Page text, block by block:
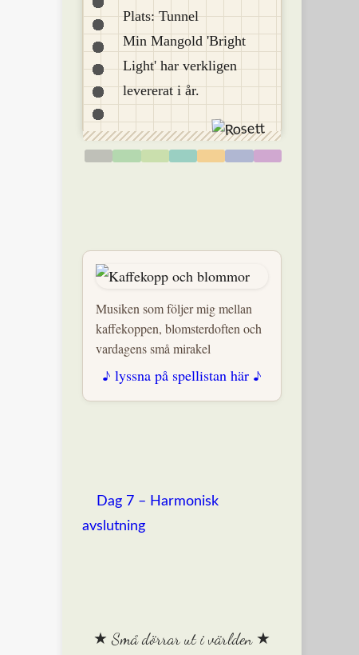
Plats: Tunnel
Min Mangold 'Bright
Light' har verkligen
levererat i år.
Musiken som följer mig mellan
kaffekoppen, blomsterdoften och
vardagens små mirakel
♪ lyssna på spellistan här ♪
Dag 7 – Harmonisk
avslutning
★ Små dörrar ut i världen ★